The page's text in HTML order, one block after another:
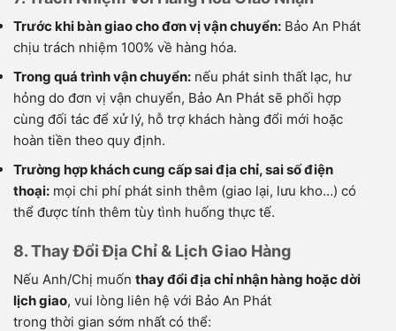
Trước khi bàn giao cho đơn vị vận chuyển: Bảo An Phát
chịu trách nhiệm 100% về hàng hóa.
Trong quá trình vận chuyển: nếu phát sinh thất lạc, hư
hỏng do đơn vị vận chuyển, Bảo An Phát sẽ phối hợp
cùng đối tác để xử lý, hỗ trợ khách hàng đổi mới hoặc
hoàn tiền theo quy định.
Trường hợp khách cung cấp sai địa chỉ, sai số điện
thoại: mọi chi phí phát sinh thêm (giao lại, lưu kho…) có
thể được tính thêm tùy tình huống thực tế.
8. Thay Đổi Địa Chỉ & Lịch Giao Hàng
Nếu Anh/Chị muốn thay đổi địa chỉ nhận hàng hoặc dời
lịch giao, vui lòng liên hệ với Bảo An Phát
trong thời gian sớm nhất có thể: